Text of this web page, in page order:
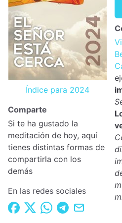
Índice para 2024
Comparte
Si te ha gustado la
meditación de hoy, aquí
tienes distintas formas de
compartirla con los
demás
En las redes sociales